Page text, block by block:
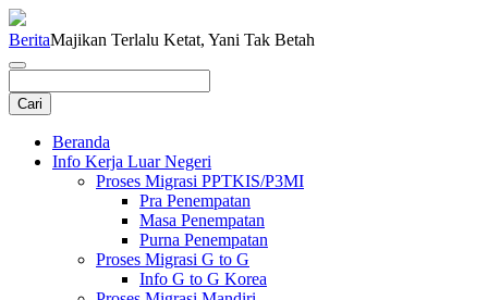
BeritaMajikan Terlalu Ketat, Yani Tak Betah
Beranda
Info Kerja Luar Negeri
Proses Migrasi PPTKIS/P3MI
Pra Penempatan
Masa Penempatan
Purna Penempatan
Proses Migrasi G to G
Info G to G Korea